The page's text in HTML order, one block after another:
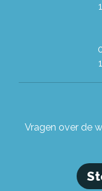
Stel je
Vragen over de